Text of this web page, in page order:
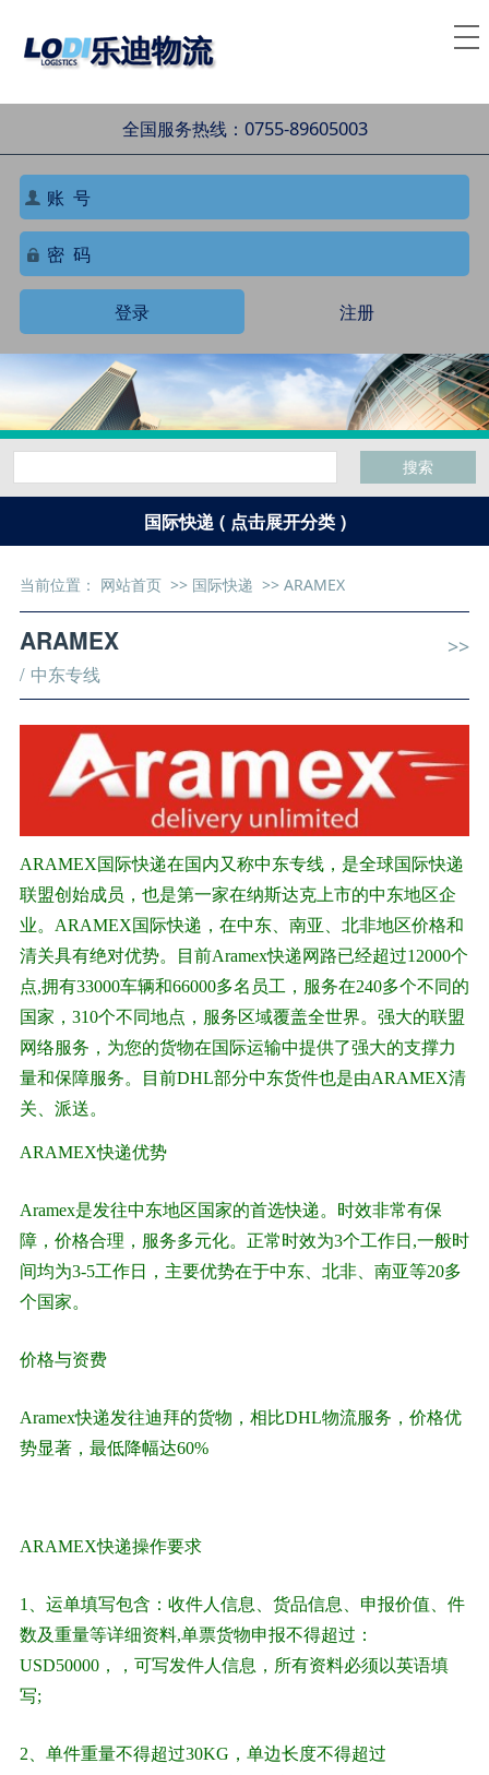
全国服务热线：0755-89605003
登录 注册
搜索
国际快递 ( 点击展开分类 )
当前位置： 网站首页>> 国际快递 >> ARAMEX
ARAMEX
/ 中东专线
>>
ARAMEX国际快递在国内又称中东专线，是全球国际快递
联盟创始成员，也是第一家在纳斯达克上市的中东地区企
业。ARAMEX国际快递，在中东、南亚、北非地区价格和
清关具有绝对优势。目前Aramex快递网路已经超过12000个
点,拥有33000车辆和66000多名员工，服务在240多个不同的
国家，310个不同地点，服务区域覆盖全世界。强大的联盟
网络服务，为您的货物在国际运输中提供了强大的支撑力
量和保障服务。目前DHL部分中东货件也是由ARAMEX清
关、派送。
ARAMEX快递优势
Aramex是发往中东地区国家的首选快递。时效非常有保
障，价格合理，服务多元化。正常时效为3个工作日,一般时
间均为3-5工作日，主要优势在于中东、北非、南亚等20多
个国家。
价格与资费
Aramex快递发往迪拜的货物，相比DHL物流服务，价格优
势显著，最低降幅达60%
ARAMEX快递操作要求
1、运单填写包含：收件人信息、货品信息、申报价值、件
数及重量等详细资料,单票货物申报不得超过：
USD50000，，可写发件人信息，所有资料必须以英语填
写;
2、单件重量不得超过30KG，单边长度不得超过